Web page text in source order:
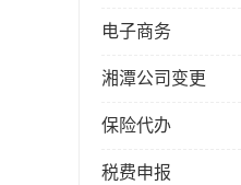
电子商务
湘潭公司变更
保险代办
税费申报